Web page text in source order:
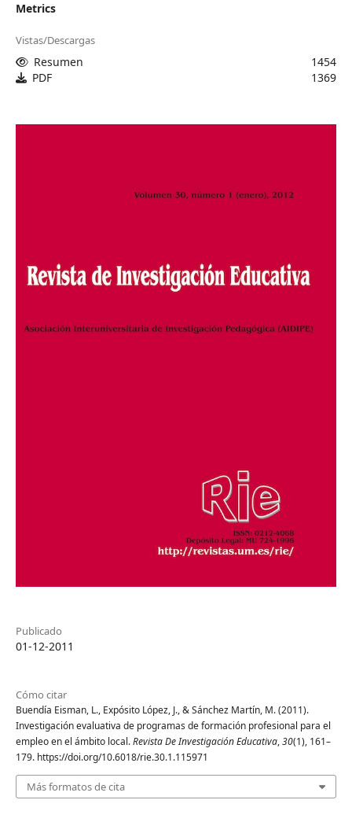
Metrics
Vistas/Descargas
Resumen
1454
PDF
1369
Publicado
01-12-2011
Cómo citar
Buendía Eisman, L., Expósito López, J., & Sánchez Martín, M. (2011).
Investigación evaluativa de programas de formación profesional para el
empleo en el ámbito local.Revista De Investigación Educativa,30(1), 161–
179. https://doi.org/10.6018/rie.30.1.115971
Más formatos de cita